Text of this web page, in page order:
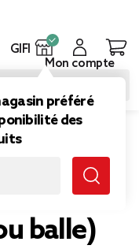
GIFI
préféré
des
Mon compte
jute
(2
balle)